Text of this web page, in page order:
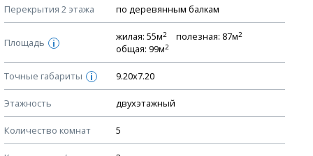
Перекрытия 2 этажа по деревянным балкам
Площадь i
жилая: 55м2 полезная: 87м2
общая: 99м2
Точные габариты i 9.20х7.20
Этажность двухэтажный
Количество комнат 5
Устройство стен
Спецификация материалов стен
Схема расположения лаг чердака (если есть)
Схема расположения элементов стропил
Спецификация элементов стропил
Устройство стропильной системы